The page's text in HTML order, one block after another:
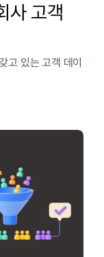
사 고객
고 있는 고객 데이